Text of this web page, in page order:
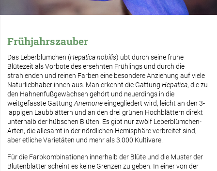
Frühjahrszauber
Das Leberblümchen (Hepatica nobilis) übt durch seine frühe
Blütezeit als Vorbote des ersehnten Frühlings und durch die
strahlenden und reinen Farben eine besondere Anziehung auf viele
Naturliebhaber:innen aus. Man erkennt die Gattung Hepatica, die zu
den Hahnenfußgewächsen gehört und neuerdings in die
weitgefasste Gattung Anemoneeingegliedert wird, leicht an den 3-
lappigen Laubblättern und an den drei grünen Hochblättern direkt
unterhalb der hübschen Blüten. Es gibt nur zwölf Leberblümchen-
Arten, die allesamt in der nördlichen Hemisphäre verbreitet sind,
aber etliche Varietäten und mehr als 3.000 Kultivare.
Für die Farbkombinationen innerhalb der Blüte und die Muster der
Blütenblätter scheint es keine Grenzen zu geben. In einer von der